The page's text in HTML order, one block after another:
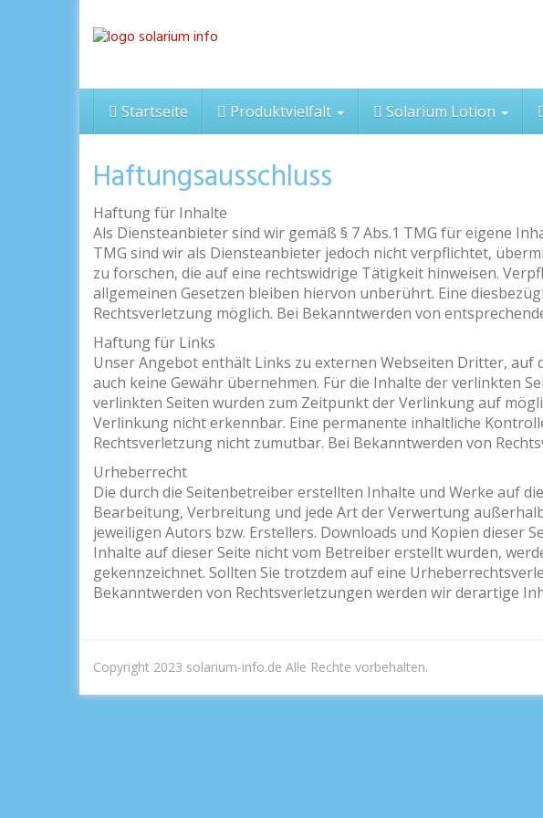
Startseite Produktvielfalt Solarium Lotion
Haftungsausschluss
Haftung für Inhalte
Als Diensteanbieter sind wir gemäß § 7 Abs.1 TMG für eigene
TMG sind wir als Diensteanbieter jedoch nicht verpflichtet,
zu forschen, die auf eine rechtswidrige Tätigkeit hinweisen.
allgemeinen Gesetzen bleiben hiervon unberührt. Eine
Rechtsverletzung möglich. Bei Bekanntwerden von
Haftung für Links
Unser Angebot enthält Links zu externen Webseiten Dritter,
auch keine Gewähr übernehmen. Für die Inhalte der verlinkten
verlinkten Seiten wurden zum Zeitpunkt der Verlinkung auf
Verlinkung nicht erkennbar. Eine permanente inhaltliche
Rechtsverletzung nicht zumutbar. Bei Bekanntwerden von
Urheberrecht
Die durch die Seitenbetreiber erstellten Inhalte und Werke auf
Bearbeitung, Verbreitung und jede Art der Verwertung
jeweiligen Autors bzw. Erstellers. Downloads und Kopien dieser
Inhalte auf dieser Seite nicht vom Betreiber erstellt wurden,
gekennzeichnet. Sollten Sie trotzdem auf eine
Bekanntwerden von Rechtsverletzungen werden wir derartige
Copyright 2023 solarium-info.de Alle Rechte vorbehalten.